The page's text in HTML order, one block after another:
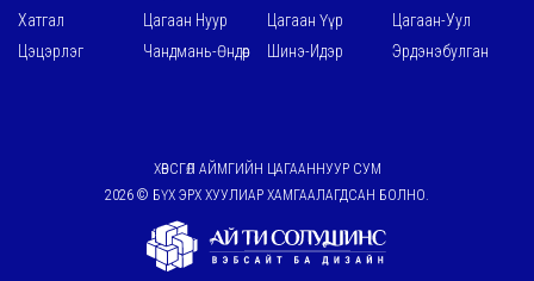
Хатгал
Цагаан Нуур Цагаан Үүр
Цагаан-Уул
Цэцэрлэг
Чандмань-Өндөр Шинэ-Идэр Эрдэнэбулган
ХӨВСГӨЛ АЙМГИЙН ЦАГААННУУР СУМ
2026 © БҮХ ЭРХ ХУУЛИАР ХАМГААЛАГДСАН БОЛНО.